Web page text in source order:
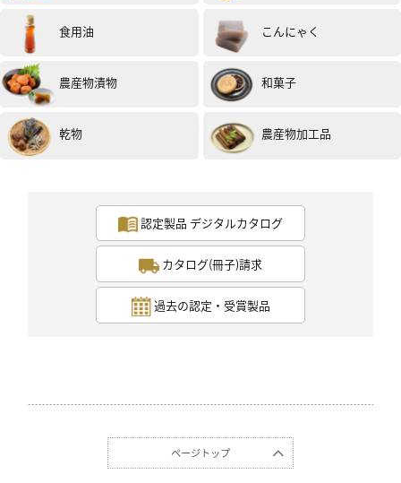
る美味しさです。
次はどんな料理に使ってみようか楽しみです。
とてもよい出逢いになりました。
ありがとうございます。
40代 評価 :★★★★★
2024.07
初めて「食の３重丸」様の商品を頂きました。
いです。
食用油 こんにゃく
農産物漬物 和菓子
乾物 農産物加工品
認定製品 デジタルカタログ
カタログ(冊子)請求
過去の認定・受賞製品
ページトップ